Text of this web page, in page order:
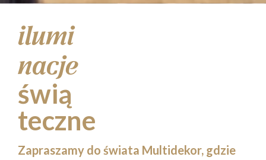
ilumi
nacje
świą
teczne
Zapraszamy do świata Multidekor, gdzie